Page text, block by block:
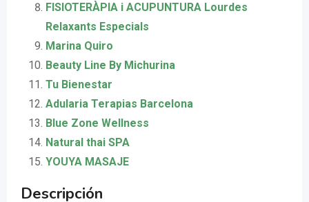
FISIOTERÀPIA i ACUPUNTURA Lourdes
Relaxants Especials
Marina Quiro
Beauty Line By Michurina
Tu Bienestar
Adularia Terapias Barcelona
Blue Zone Wellness
Natural thai SPA
YOUYA MASAJE
Descripción